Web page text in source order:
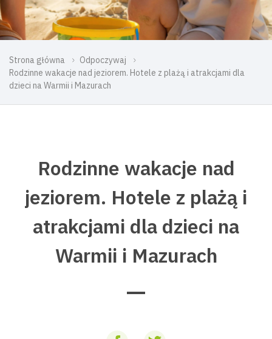
Strona główna
Odpoczywaj
Rodzinne wakacje nad jeziorem. Hotele z plażą i atrakcjami dla
dzieci na Warmii i Mazurach
Rodzinne wakacje nad
jeziorem. Hotele z plażą i
atrakcjami dla dzieci na
Warmii i Mazurach